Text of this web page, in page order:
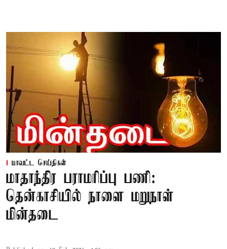
மாவட்ட செய்திகள்
மாதாந்திர பராமரிப்பு பணி:
தென்காசியில் நாளை மறுநாள்
மின்தடை